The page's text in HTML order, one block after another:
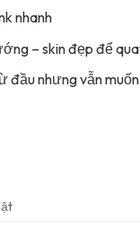
nhanh
– skin đẹp để
nhưng vẫn